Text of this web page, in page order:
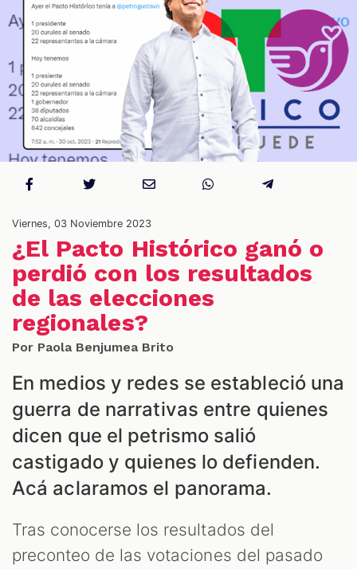
Viernes, 03 Noviembre 2023
¿El Pacto Histórico ganó o
perdió con los resultados
de las elecciones
regionales?
Por Paola Benjumea Brito
En medios y redes se estableció una
guerra de narrativas entre quienes
dicen que el petrismo salió
castigado y quienes lo defienden.
Acá aclaramos el panorama.
Tras conocerse los resultados del
preconteo de las votaciones del pasado